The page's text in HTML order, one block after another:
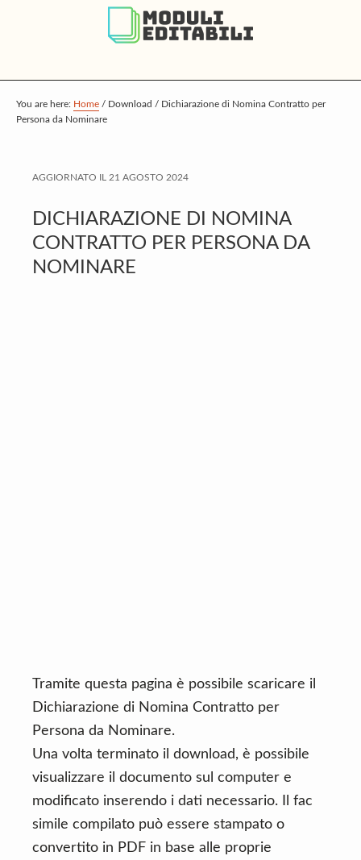
p
t
a
n
c
o
p
t
r
m
a
r
p
t
o
t
e
r
You are here: Home / Download / Dichiarazione di Nomina Contratto per
Persona da Nominare
AGGIORNATO IL 21 AGOSTO 2024
DICHIARAZIONE DI NOMINA
CONTRATTO PER PERSONA DA
NOMINARE
Tramite questa pagina è possibile scaricare il
Dichiarazione di Nomina Contratto per
Persona da Nominare.
Una volta terminato il download, è possibile
visualizzare il documento sul computer e
modificato inserendo i dati necessario. Il fac
simile compilato può essere stampato o
convertito in PDF in base alle proprie